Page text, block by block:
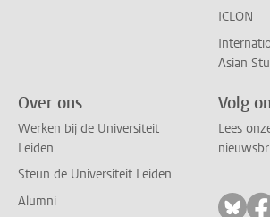
ICLON
Asian
Over ons
Werken bij de Universiteit
Leiden
Steun de Universiteit Leiden
Alumni
Volg
Lees
Volg